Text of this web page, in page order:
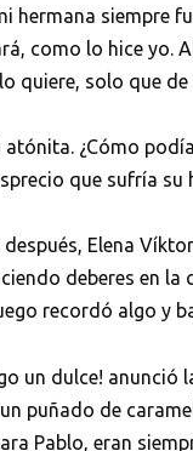
hermana siempre
como lo hice yo.
quiere, solo que
¿Cómo
que sufría su
Elena
deberes en la
recordó algo y
un dulce! anunció
puñado de
Pablo, eran